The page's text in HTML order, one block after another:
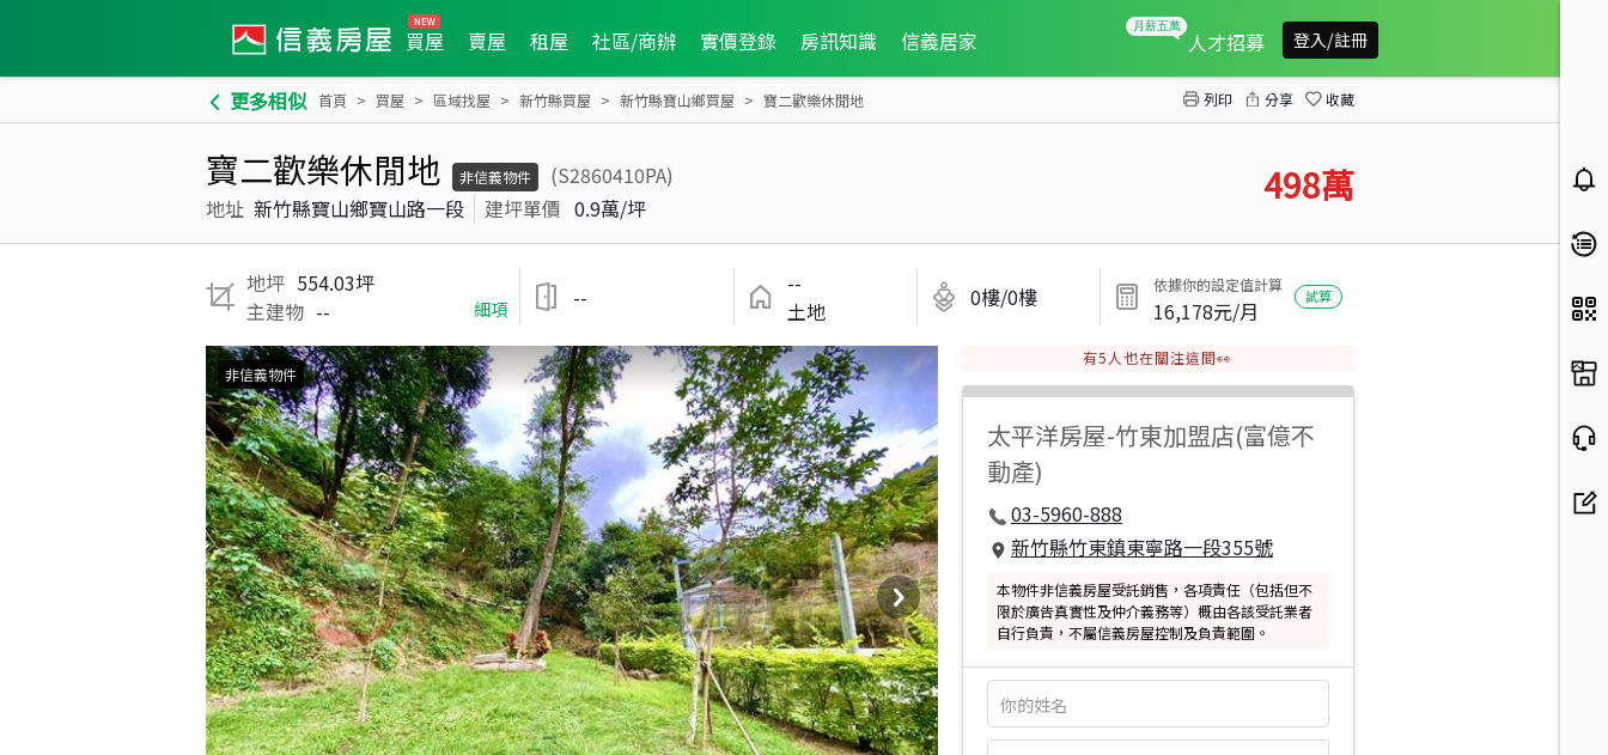
買屋 賣屋 租屋 社區/商辦 實價登錄 房訊知識 信義居家 人才招募 登入/註冊
更多相似 首頁 買屋 區域找屋 新竹縣買屋 新竹縣寶山鄉買屋 寶二歡樂休閒地 列印 分享 收藏
寶二歡樂休閒地 非信義物件
(S2860410PA)
地址 新竹縣寶山鄉寶山路一段 建坪單價 0.9萬/坪 498萬
地坪 554.03坪
主建物 -- 細項 --
--
土地
0樓/0樓 依據你的設定值計算
16,178元/月
試算
非信義物件
有5 人也在關注這間👀
太平洋房屋-竹東加盟店(富億不
動產)
03-5960-888
新竹縣竹東鎮東寧路一段355號
本物件非信義房屋受託銷售，各項責任（包括但不
限於廣告真實性及仲介義務等）概由各該受託業者
自行負責，不屬信義房屋控制及負責範圍。